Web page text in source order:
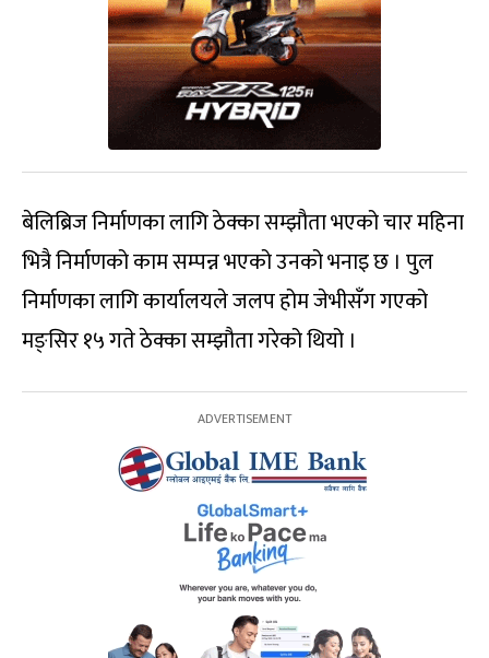
बेलिब्रिज निर्माणका लागि ठेक्का सम्झौता भएको चार महिना
भित्रै निर्माणको काम सम्पन्न भएको उनको भनाइ छ । पुल
निर्माणका लागि कार्यालयले जलप होम जेभीसँग गएको
मङ्सिर १५ गते ठेक्का सम्झौता गरेको थियो ।